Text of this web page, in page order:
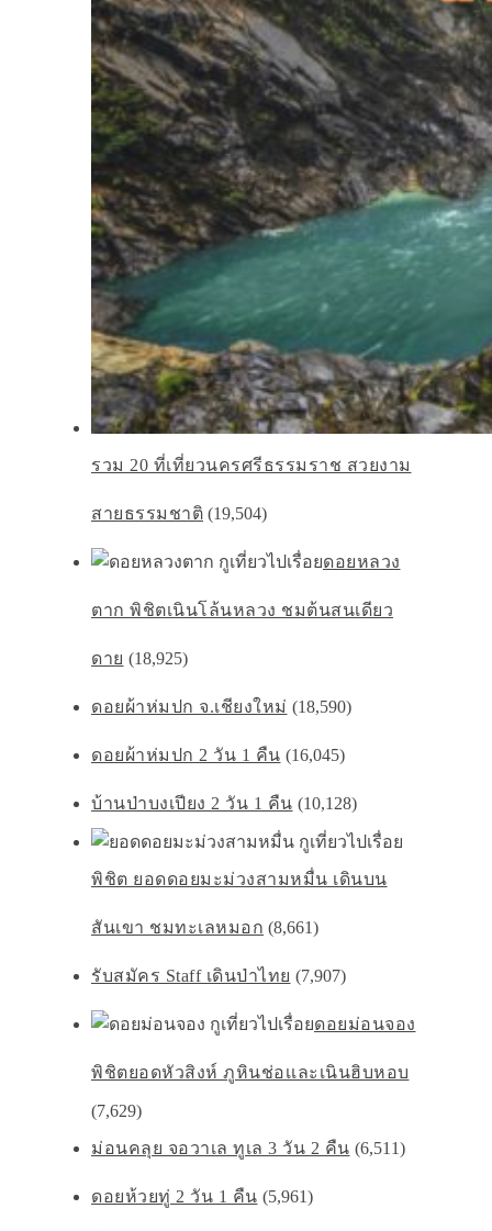
รวม 20 ที่เที่ยวนครศรีธรรมราช สวยงาม
สายธรรมชาติ (19,504)
ดอยหลวง
ตาก พิชิตเนินโล้นหลวง ชมต้นสนเดียว
ดาย (18,925)
ดอยผ้าห่มปก จ.เชียงใหม่ (18,590)
ดอยผ้าห่มปก 2 วัน 1 คืน (16,045)
บ้านป่าบงเปียง 2 วัน 1 คืน (10,128)
พิชิต ยอดดอยมะม่วงสามหมื่น เดินบน
สันเขา ชมทะเลหมอก (8,661)
รับสมัคร Staff เดินป่าไทย (7,907)
ดอยม่อนจอง
พิชิตยอดหัวสิงห์ ภูหินช่อเเละเนินฮิบหอบ
(7,629)
ม่อนคลุย จอวาเล ทูเล 3 วัน 2 คืน (6,511)
ดอยห้วยทู่ 2 วัน 1 คืน (5,961)